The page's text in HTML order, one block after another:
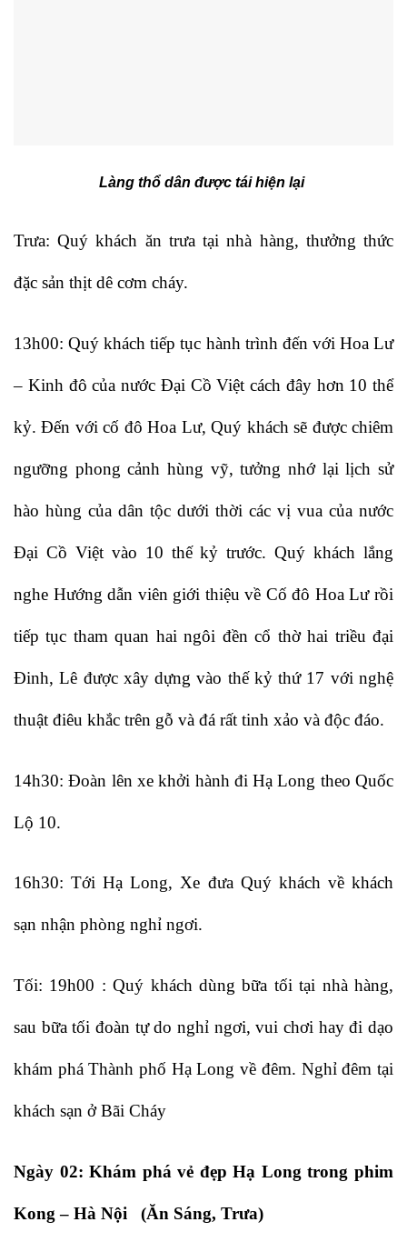
Làng thổ dân được tái hiện lại
Trưa: Quý khách ăn trưa tại nhà hàng, thưởng thức
đặc sản thịt dê cơm cháy.
13h00: Quý khách tiếp tục hành trình đến với Hoa Lư
– Kinh đô của nước Đại Cồ Việt cách đây hơn 10 thể
kỷ. Đến với cố đô Hoa Lư, Quý khách sẽ được chiêm
ngưỡng phong cảnh hùng vỹ, tưởng nhớ lại lịch sử
hào hùng của dân tộc dưới thời các vị vua của nước
Đại Cồ Việt vào 10 thế kỷ trước. Quý khách lắng
nghe Hướng dẫn viên giới thiệu về Cố đô Hoa Lư rồi
tiếp tục tham quan hai ngôi đền cổ thờ hai triều đại
Đinh, Lê được xây dựng vào thế kỷ thứ 17 với nghệ
thuật điêu khắc trên gỗ và đá rất tinh xảo và độc đáo.
14h30: Đoàn lên xe khởi hành đi Hạ Long theo Quốc
Lộ 10.
16h30: Tới Hạ Long, Xe đưa Quý khách về khách
sạn nhận phòng nghỉ ngơi.
Tối: 19h00 : Quý khách dùng bữa tối tại nhà hàng,
sau bữa tối đoàn tự do nghỉ ngơi, vui chơi hay đi dạo
khám phá Thành phố Hạ Long về đêm. Nghỉ đêm tại
khách sạn ở Bãi Cháy
Ngày 02: Khám phá vẻ đẹp Hạ Long trong phim
Kong – Hà Nội (Ăn Sáng, Trưa)